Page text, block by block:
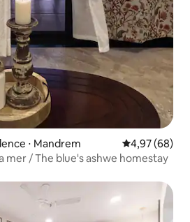
⋅ Mandrem Évaluation
4,97 (68)
mer / The blue's ashwe homestay